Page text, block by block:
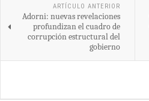
ARTÍCULO ANTERIOR
Adorni: nuevas revelaciones
profundizan el cuadro de
corrupción estructural del
gobierno